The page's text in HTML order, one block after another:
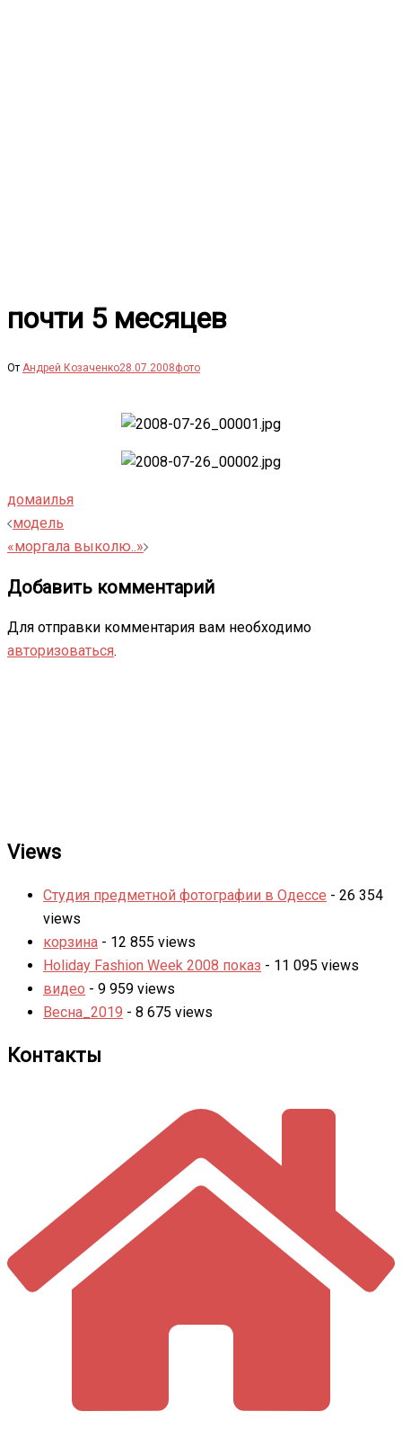
почти 5 месяцев
От Андрей Козаченко28.07.2008фото
домаилья
Навигация
записи
модель
«моргала выколю..»
Добавить комментарий
Для отправки комментария вам необходимо
авторизоваться.
Views
Студия предметной фотографии в Одессе - 26 354
views
корзина - 12 855 views
Holiday Fashion Week 2008 показ - 11 095 views
видео - 9 959 views
Весна_2019 - 8 675 views
Контакты